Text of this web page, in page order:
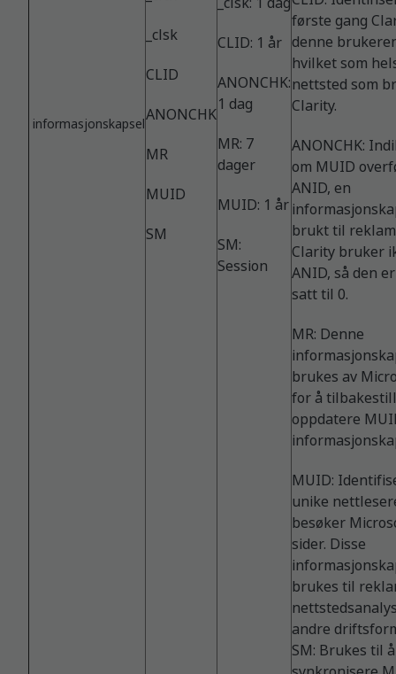
informasjonskapsel
_clsk
CLID
ANONCHK
MR
MUID
SM
CLID: 1 år
ANONCHK:
1 dag
MR: 7
dager
MUID: 1 år
SM:
Session
første gang
denne
hvilket som
nettsted som
Clarity.
ANONCHK:
om MUID
ANID, en
brukt til
Clarity bruker
ANID, så den
satt til 0.
MR: Denne
brukes av
for å
oppdatere
MUID:
unike
besøker
sider. Disse
brukes til
andre
SM: Brukes til å